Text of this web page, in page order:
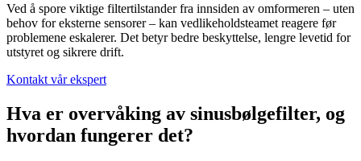
Ved å spore viktige filtertilstander fra innsiden av omformeren – uten
behov for eksterne sensorer – kan vedlikeholdsteamet reagere før
problemene eskalerer. Det betyr bedre beskyttelse, lengre levetid for
utstyret og sikrere drift.
Kontakt vår ekspert
Hva er overvåking av sinusbølgefilter, og
hvordan fungerer det?